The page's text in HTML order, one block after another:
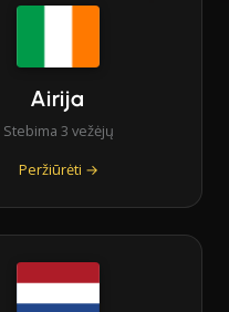
Airija
Stebima 3 vežėjų
Peržiūrėti →